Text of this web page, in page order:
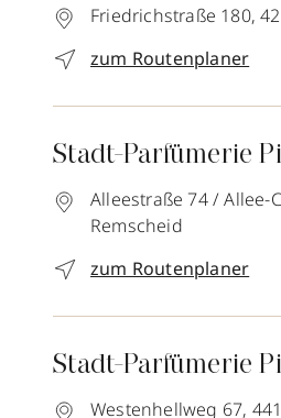
Friedrichstraße 180,
zum Routenplaner
Stadt-Parfümerie
Alleestraße 74 / Allee-
Remscheid
zum Routenplaner
Stadt-Parfümerie
Westenhellweg 67,